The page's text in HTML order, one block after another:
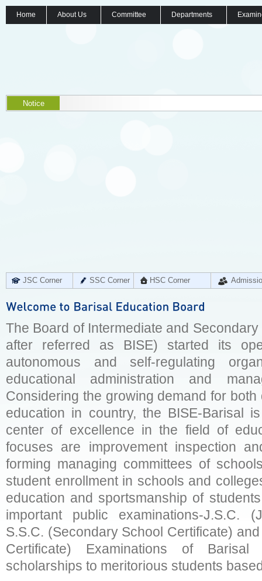
Home About Us Committee Departments
Notice
JSC Corner SSC Corner HSC Corner
The Board of Intermediate and
after referred as BISE) started its
autonomous and self-regulating
educational administration and
Considering the growing demand for
education in country, the BISE-Barisal
center of excellence in the field of
focuses are improvement inspection
forming managing committees of
student enrollment in schools and
education and sportsmanship of
important public examinations-J.S.C.
S.S.C. (Secondary School Certificate)
Certificate) Examinations of
scholarships to meritorious students